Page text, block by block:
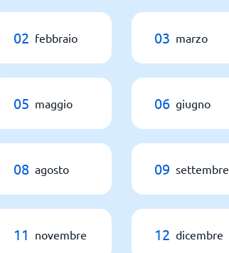
02 febbraio 03 marzo
05 maggio 06 giugno
08 agosto 09 settembre
11 novembre 12 dicembre